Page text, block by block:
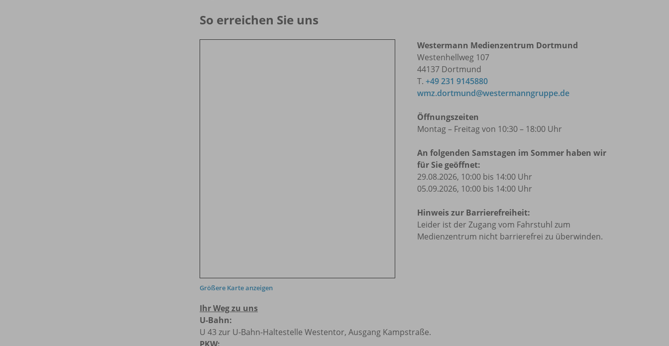
So erreichen Sie uns
Größere Karte anzeigen
Westermann Medienzentrum Dortmund
Westenhellweg 107
44137 Dortmund
T. +49 231 9145880
wmz.dortmund@westermanngruppe.de
Öffnungszeiten
Montag – Freitag von 10:30 – 18:00 Uhr
An folgenden Samstagen im Sommer haben wir
für Sie geöffnet:
29.08.2026, 10:00 bis 14:00 Uhr
05.09.2026, 10:00 bis 14:00 Uhr
Hinweis zur Barrierefreiheit:
Leider ist der Zugang vom Fahrstuhl zum
Medienzentrum nicht barrierefrei zu überwinden.
Ihr Weg zu uns
U-Bahn:
U 43 zur U-Bahn-Haltestelle Westentor, Ausgang Kampstraße.